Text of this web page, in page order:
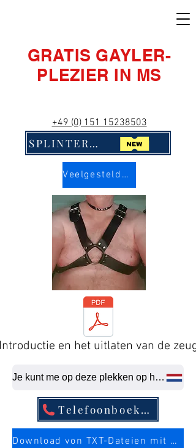
GRATIS GAYLER-
PLEZIER IN MS
+49 (0) 151 15238503
SPLINTERNIEUW! Klik hier!!
Veelgestelde vragen
en het uitlaten van de zeug
Je kunt me op deze plekken op het laatste moment neuken.
Telefoonboekvermelding
Download von TXT-Dateien mit mehr Infos über die Sau